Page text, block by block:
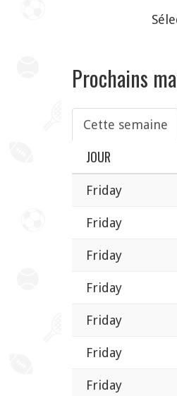
Prochains
Cette semaine
JOUR
Friday
Friday
Friday
Friday
Friday
Friday
Friday